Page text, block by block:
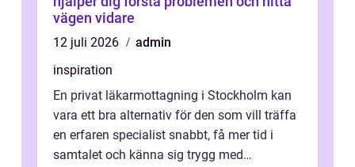
vägen vidare
12 juli 2026
admin
inspiration
En privat läkarmottagning i Stockholm kan
vara ett bra alternativ för den som vill träffa
en erfaren specialist snabbt, få mer tid i
samtalet och känna sig trygg med